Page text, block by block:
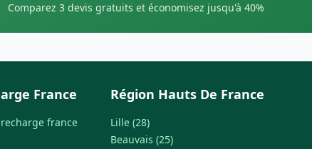
Comparez 3 devis gratuits et économisez jusqu'à 40%
France
france
Région Hauts De France
Lille (28)
Beauvais (25)